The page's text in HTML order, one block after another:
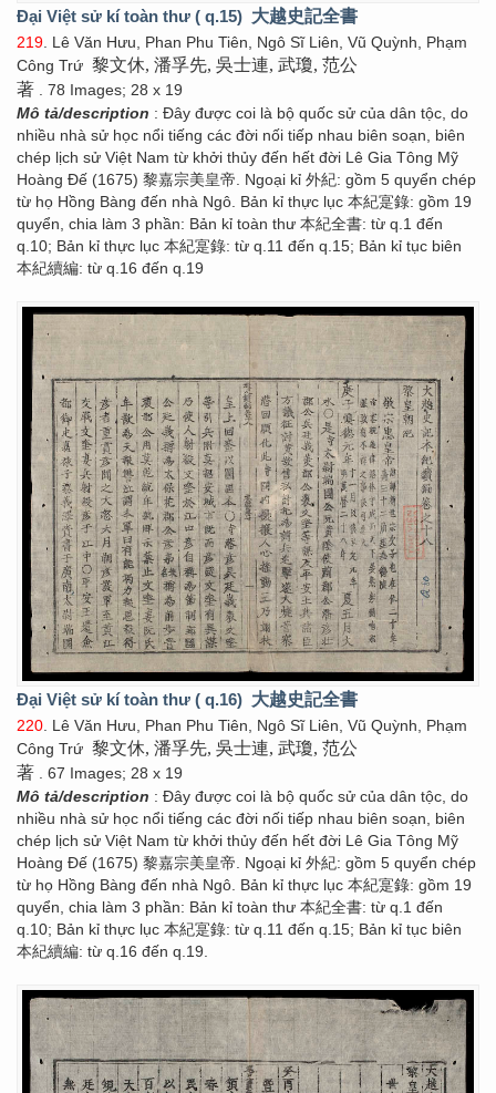
Đại Việt sử kí toàn thư ( q.15) 大越史記全書
219 . Lê Văn Hưu, Phan Phu Tiên, Ngô Sĩ Liên, Vũ Quỳnh, Phạm
Công Trứ 黎文休, 潘孚先, 吳士連, 武瓊, 范公
著 . 78 Images; 28 x 19
Mô tả/description : Đây được coi là bộ quốc sử của dân tộc, do
nhiều nhà sử học nổi tiếng các đời nối tiếp nhau biên soạn, biên
chép lịch sử Việt Nam từ khởi thủy đến hết đời Lê Gia Tông Mỹ
Hoàng Đế (1675) 黎嘉宗美皇帝. Ngoại kỉ 外紀: gồm 5 quyển chép
từ họ Hồng Bàng đến nhà Ngô. Bản kỉ thực lục 本紀寔錄: gồm 19
quyển, chia làm 3 phần: Bản kỉ toàn thư 本紀全書: từ q.1 đến
q.10; Bản kỉ thực lục 本紀寔錄: từ q.11 đến q.15; Bản kỉ tục biên
本紀續編: từ q.16 đến q.19
Đại Việt sử kí toàn thư ( q.16) 大越史記全書
220. Lê Văn Hưu, Phan Phu Tiên, Ngô Sĩ Liên, Vũ Quỳnh, Phạm
Công Trứ 黎文休, 潘孚先, 吳士連, 武瓊, 范公
著 . 67 Images; 28 x 19
Mô tả/description : Đây được coi là bộ quốc sử của dân tộc, do
nhiều nhà sử học nổi tiếng các đời nối tiếp nhau biên soạn, biên
chép lịch sử Việt Nam từ khởi thủy đến hết đời Lê Gia Tông Mỹ
Hoàng Đế (1675) 黎嘉宗美皇帝. Ngoại kỉ 外紀: gồm 5 quyển chép
từ họ Hồng Bàng đến nhà Ngô. Bản kỉ thực lục 本紀寔錄: gồm 19
quyển, chia làm 3 phần: Bản kỉ toàn thư 本紀全書: từ q.1 đến
q.10; Bản kỉ thực lục 本紀寔錄: từ q.11 đến q.15; Bản kỉ tục biên
本紀續編: từ q.16 đến q.19.